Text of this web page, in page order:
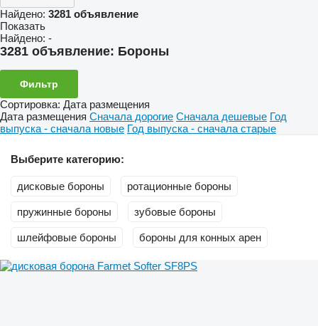
Найдено: 3281 объявление
Показать
Найдено: -
3281 объявление: Бороны
Фильтр
Сортировка: Дата размещения
Дата размещения Сначала дорогие Сначала дешевые Год
выпуска - сначала новые Год выпуска - сначала старые
Выберите категорию:
дисковые бороны ротационные бороны
пружинные бороны зубовые бороны
шлейфовые бороны бороны для конных арен